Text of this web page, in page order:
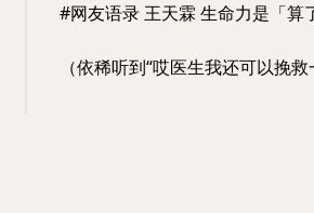
#网友语录 王天霖 生命力是「算
（依稀听到“哎医生我还可以挽救